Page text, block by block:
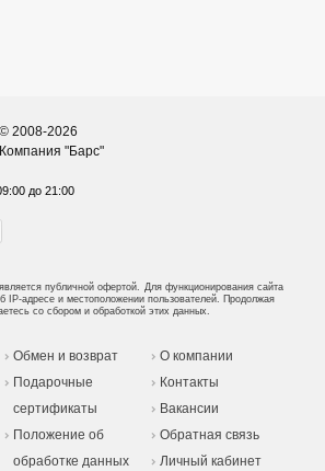
© 2008-2026
Компания "Барс"
до 21:00
публичной офертой. Для функционирования сайта
адресе и местоположении пользователей. Продолжая
со сбором и обработкой этих данных.
Обмен и возврат
Подарочные
сертификаты
Положение об
обработке данных
О компании
Контакты
Вакансии
Обратная связь
Личный кабинет